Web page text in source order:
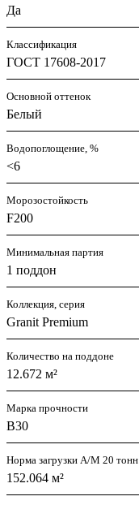
Да
Классификация
ГОСТ 17608-2017
Основной оттенок
Белый
Водопоглощение, %
<6
Морозостойкость
F200
Минимальная партия
1 поддон
Коллекция, серия
Granit Premium
Количество на поддоне
12.672 м²
Марка прочности
B30
Норма загрузки А/М 20 тонн
152.064 м²